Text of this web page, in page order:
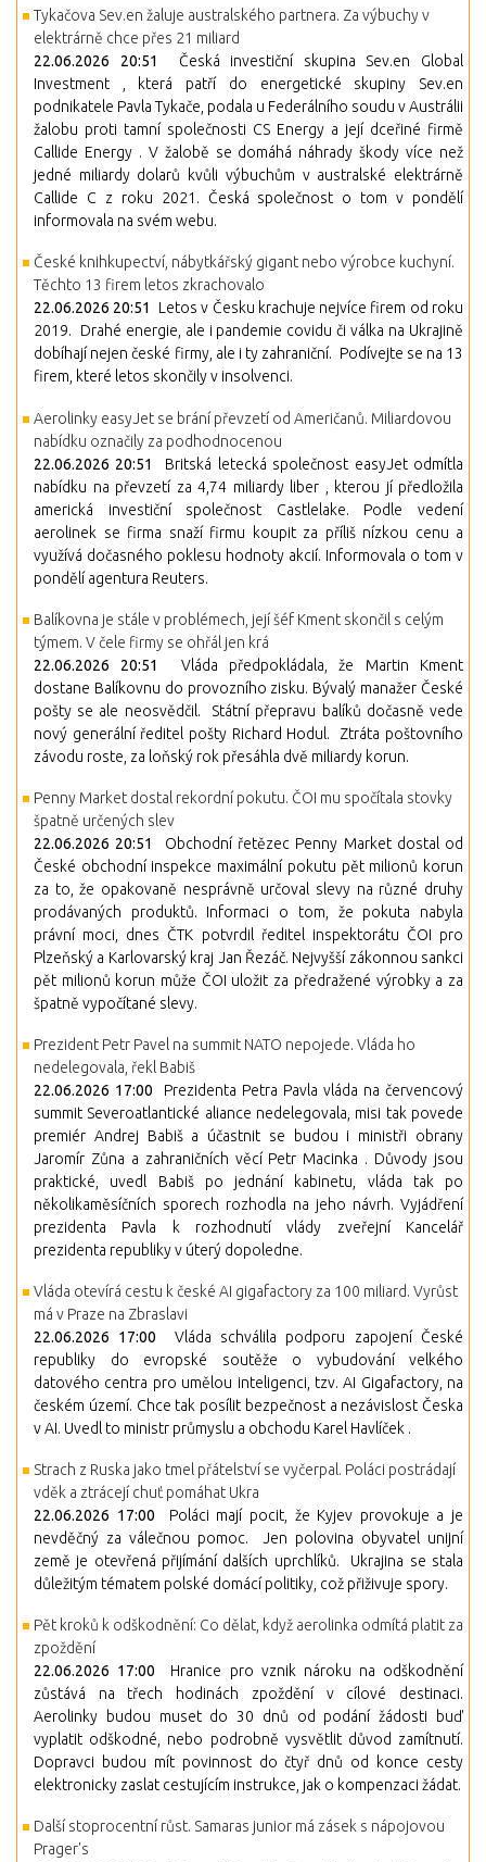
Tykačova Sev.en žaluje australského partnera. Za výbuchy v
elektrárně chce přes 21 miliard
22.06.2026 20:51 Česká investiční skupina Sev.en Global
Investment , která patří do energetické skupiny Sev.en
podnikatele Pavla Tykače, podala u Federálního soudu v Austrálii
žalobu proti tamní společnosti CS Energy a její dceřiné firmě
Callide Energy . V žalobě se domáhá náhrady škody více než
jedné miliardy dolarů kvůli výbuchům v australské elektrárně
Callide C z roku 2021. Česká společnost o tom v pondělí
informovala na svém webu.
České knihkupectví, nábytkářský gigant nebo výrobce kuchyní.
Těchto 13 firem letos zkrachovalo
22.06.2026 20:51
Letos v Česku krachuje nejvíce firem od roku
2019. Drahé energie, ale i pandemie covidu či válka na Ukrajině
dobíhají nejen české firmy, ale i ty zahraniční. Podívejte se na 13
firem, které letos skončily v insolvenci.
Aerolinky easyJet se brání převzetí od Američanů. Miliardovou
nabídku označily za podhodnocenou
22.06.2026 20:51
Britská letecká společnost easyJet odmítla
nabídku na převzetí za 4,74 miliardy liber , kterou jí předložila
americká investiční společnost Castlelake. Podle vedení
aerolinek se firma snaží firmu koupit za příliš nízkou cenu a
využívá dočasného poklesu hodnoty akcií. Informovala o tom v
pondělí agentura Reuters.
Balíkovna je stále v problémech, její šéf Kment skončil s celým
týmem. V čele firmy se ohřál jen krá
22.06.2026 20:51
Vláda předpokládala, že Martin Kment
dostane Balíkovnu do provozního zisku. Bývalý manažer České
pošty se ale neosvědčil. Státní přepravu balíků dočasně vede
nový generální ředitel pošty Richard Hodul. Ztráta poštovního
závodu roste, za loňský rok přesáhla dvě miliardy korun.
Penny Market dostal rekordní pokutu. ČOI mu spočítala stovky
špatně určených slev
22.06.2026 20:51
Obchodní řetězec Penny Market dostal od
České obchodní inspekce maximální pokutu pět milionů korun
za to, že opakovaně nesprávně určoval slevy na různé druhy
prodávaných produktů. Informaci o tom, že pokuta nabyla
právní moci, dnes ČTK potvrdil ředitel inspektorátu ČOI pro
Plzeňský a Karlovarský kraj Jan Řezáč. Nejvyšší zákonnou sankci
pět milionů korun může ČOI uložit za předražené výrobky a za
špatně vypočítané slevy.
Prezident Petr Pavel na summit NATO nepojede. Vláda ho
nedelegovala, řekl Babiš
22.06.2026 17:00 Prezidenta Petra Pavla vláda na červencový
summit Severoatlantické aliance nedelegovala, misi tak povede
premiér Andrej Babiš a účastnit se budou i ministři obrany
Jaromír Zůna a zahraničních věcí Petr Macinka . Důvody jsou
praktické, uvedl Babiš po jednání kabinetu, vláda tak po
několikaměsíčních sporech rozhodla na jeho návrh. Vyjádření
prezidenta Pavla k rozhodnutí vlády zveřejní Kancelář
prezidenta republiky v úterý dopoledne.
Vláda otevírá cestu k české AI gigafactory za 100 miliard. Vyrůst
má v Praze na Zbraslavi
22.06.2026 17:00 Vláda schválila podporu zapojení České
republiky do evropské soutěže o vybudování velkého
datového centra pro umělou inteligenci, tzv. AI Gigafactory, na
českém území. Chce tak posílit bezpečnost a nezávislost Česka
v AI. Uvedl to ministr průmyslu a obchodu Karel Havlíček .
Strach z Ruska jako tmel přátelství se vyčerpal. Poláci postrádají
vděk a ztrácejí chuť pomáhat Ukra
22.06.2026 17:00 Poláci mají pocit, že Kyjev provokuje a je
nevděčný za válečnou pomoc. Jen polovina obyvatel unijní
země je otevřená přijímání dalších uprchlíků. Ukrajina se stala
důležitým tématem polské domácí politiky, což přiživuje spory.
Pět kroků k odškodnění: Co dělat, když aerolinka odmítá platit za
zpoždění
22.06.2026 17:00 Hranice pro vznik nároku na odškodnění
zůstává na třech hodinách zpoždění v cílové destinaci.
Aerolinky budou muset do 30 dnů od podání žádosti buď
vyplatit odškodné, nebo podrobně vysvětlit důvod zamítnutí.
Dopravci budou mít povinnost do čtyř dnů od konce cesty
elektronicky zaslat cestujícím instrukce, jak o kompenzaci žádat.
Další stoprocentní růst. Samaras junior má zásek s nápojovou
Prager's